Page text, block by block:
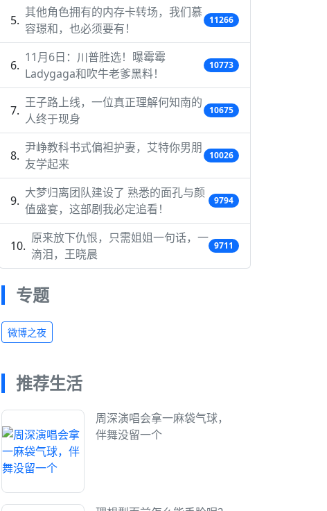
其他角色拥有的内存卡转场，我们慕
容璟和，也必须要有！
11266
11月6日：川普胜选！曝霉霉
Ladygaga和吹牛老爹黑料！
10773
王子路上线，一位真正理解何知南的
人终于现身
10675
尹峥教科书式偏袒护妻，艾特你男朋
友学起来
10026
大梦归离团队建设了 熟悉的面孔与颜
值盛宴，这部剧我必定追看！
9794
原来放下仇恨，只需姐姐一句话，一
滴泪，王晓晨
9711
专题
微博之夜
推荐生活
周深演唱会拿一麻袋气球，
伴舞没留一个